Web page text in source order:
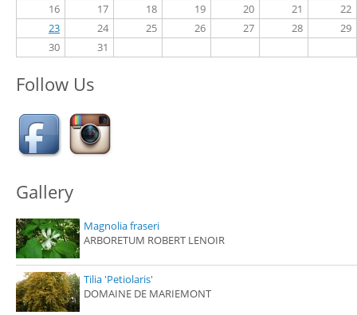
16
17 18 19 20 21
22
23
24 25 26 27 28
29
30
31
Follow Us
Gallery
Magnolia fraseri
ARBORETUM ROBERT LENOIR
Tilia 'Petiolaris'
DOMAINE DE MARIEMONT